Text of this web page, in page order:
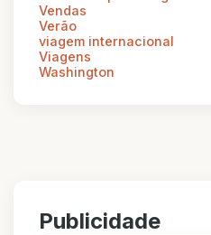
Vendas
Verão
viagem internacional
Viagens
Washington
Publicidade